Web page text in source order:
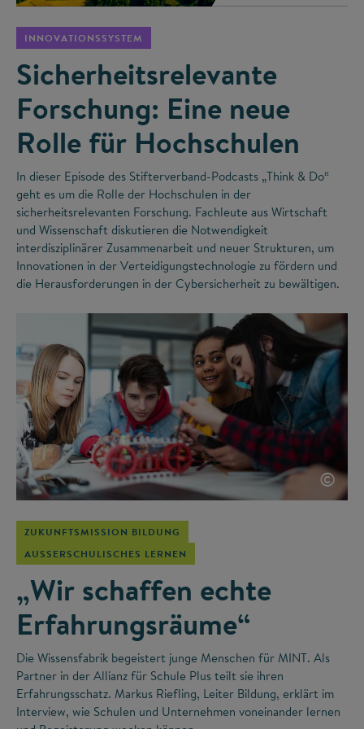
INNOVATIONSSYSTEM
Sicherheitsrelevante
Forschung: Eine neue
Rolle für Hochschulen
In dieser Episode des Stifterverband-Podcasts „Think & Do“
geht es um die Rolle der Hochschulen in der
sicherheitsrelevanten Forschung. Fachleute aus Wirtschaft
und Wissenschaft diskutieren die Notwendigkeit
interdisziplinärer Zusammenarbeit und neuer Strukturen, um
Innovationen in der Verteidigungstechnologie zu fördern und
die Herausforderungen in der Cybersicherheit zu bewältigen.
©
ZUKUNFTSMISSION BILDUNG
AUSSERSCHULISCHES LERNEN
„Wir schaffen echte
Erfahrungsräume“
Die Wissensfabrik begeistert junge Menschen für MINT. Als
Partner in der Allianz für Schule Plus teilt sie ihren
Erfahrungsschatz. Markus Riefling, Leiter Bildung, erklärt im
Interview, wie Schulen und Unternehmen voneinander lernen